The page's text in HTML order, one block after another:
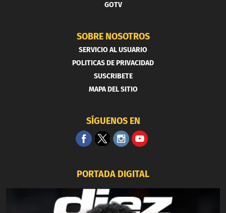
GOTV
SOBRE NOSOTROS
SERVICIO AL USUARIO
POLITICAS DE PRIVACIDAD
SUSCRIBETE
MAPA DEL SITIO
SÍGUENOS EN
PORTADA DIGITAL